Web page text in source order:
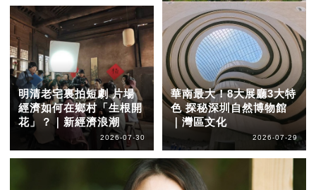
明清老宅裏拍短劇 片場
經濟如何在鄉村「生根開
花」？｜新經濟浪潮
2026-07-30
華南最大！8大展廳3大特
色 探秘深圳自然博物館
｜灣區文化
2026-07-29